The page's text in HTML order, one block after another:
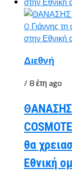
Διεθνή
/ 8 έτη ago
θα
Εθνική